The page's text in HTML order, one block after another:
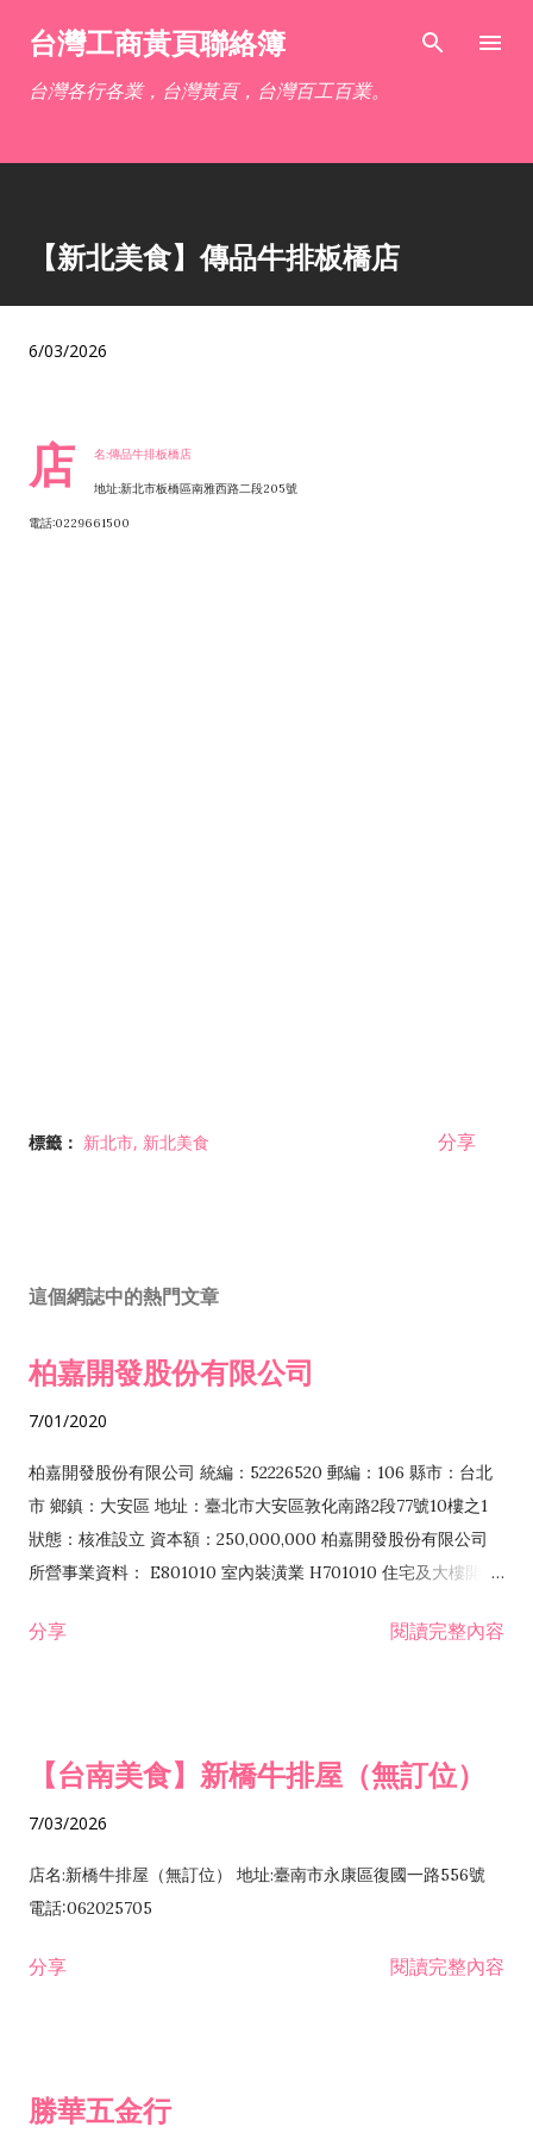
跳到主要內容
台灣工商黃頁聯絡簿
台灣各行各業，台灣黃頁，台灣百工百業。
【新北美食】傳品牛排板橋店
6/03/2026
店 名:傳品牛排板橋店
地址:新北市板橋區南雅西路二段205號
電話:0229661500
標籤： 新北市 新北美食 分享
這個網誌中的熱門文章
柏嘉開發股份有限公司
7/01/2020
柏嘉開發股份有限公司 統編：52226520 郵編：106 縣市：台北
市 鄉鎮：大安區 地址：臺北市大安區敦化南路2段77號10樓之1
狀態：核准設立 資本額：250,000,000 柏嘉開發股份有限公司
所營事業資料： E801010 室內裝潢業 H701010 住宅及大樓開發
發業 H703090 不動產買賣業 H703100 不動產租賃業 I503010
分享 閱讀完整內容
【台南美食】新橋牛排屋（無訂位）
7/03/2026
店名:新橋牛排屋（無訂位） 地址:臺南市永康區復國一路556號
電話:062025705
分享 閱讀完整內容
勝華五金行